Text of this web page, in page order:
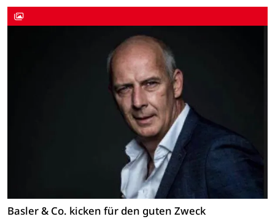
Basler & Co. kicken für den guten Zweck